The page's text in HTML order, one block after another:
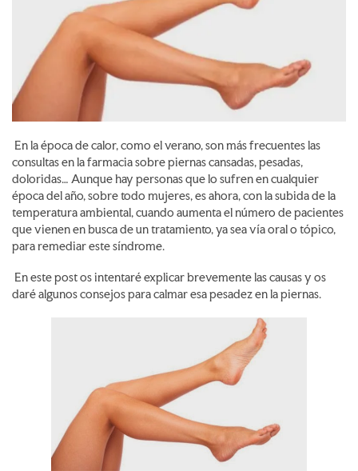
En la época de calor, como el verano, son más frecuentes las
consultas en la farmacia sobre piernas cansadas, pesadas,
doloridas… Aunque hay personas que lo sufren en cualquier
época del año, sobre todo mujeres, es ahora, con la subida de la
temperatura ambiental, cuando aumenta el número de pacientes
que vienen en busca de un tratamiento, ya sea vía oral o tópico,
para remediar este síndrome.
En este post os intentaré explicar brevemente las causas y os
daré algunos consejos para calmar esa pesadez en la piernas.